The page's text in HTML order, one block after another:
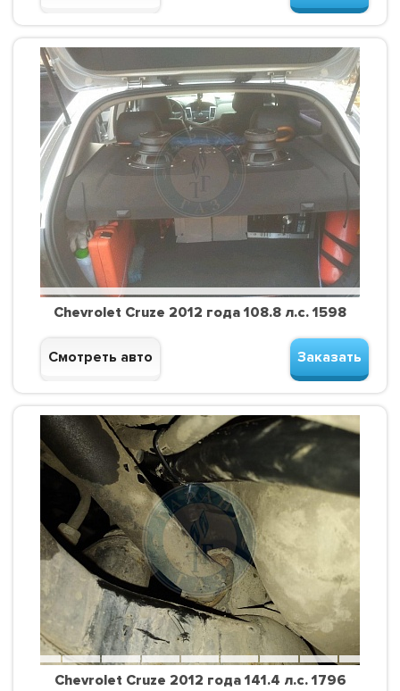
Chevrolet Cruze 2012 года 108.8 л.с. 1598
Смотреть авто Заказать
Chevrolet Cruze 2012 года 141.4 л.с. 1796